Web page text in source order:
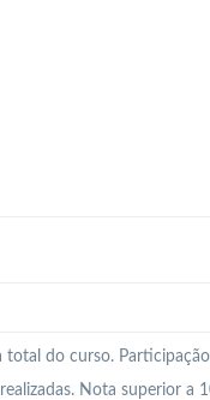
total do curso.
Nota superior a